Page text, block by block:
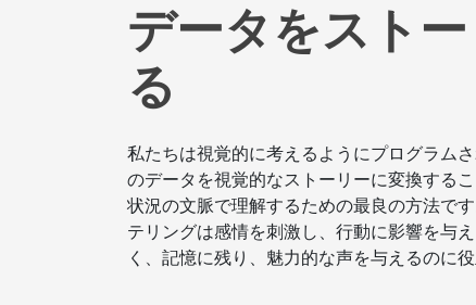
データをストー
る
私たちは視覚的に考えるようにプログラム
のデータを視覚的なストーリーに変換する
状況の文脈で理解するための最良の方法で
テリングは感情を刺激し、行動に影響を与
く、記憶に残り、魅力的な声を与えるのに役